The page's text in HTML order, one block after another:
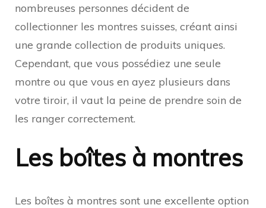
nombreuses personnes décident de
collectionner les montres suisses, créant ainsi
une grande collection de produits uniques.
Cependant, que vous possédiez une seule
montre ou que vous en ayez plusieurs dans
votre tiroir, il vaut la peine de prendre soin de
les ranger correctement.
Les boîtes à montres
Les boîtes à montres sont une excellente option